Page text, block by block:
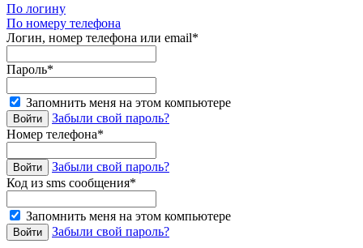
По логину
По номеру телефона
Логин, номер телефона или email*
Пароль*
Запомнить меня на этом компьютере
Забыли свой пароль?
Номер телефона*
Забыли свой пароль?
Код из sms сообщения*
Запомнить меня на этом компьютере
Забыли свой пароль?